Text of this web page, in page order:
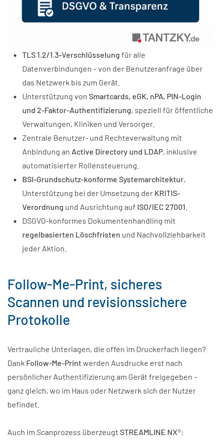
TLS 1.2/1.3-Verschlüsselung für alle
Datenverbindungen – von der Benutzeranfrage über
das Netzwerk bis zum Gerät.
Unterstützung von Smartcards, eGK, nPA, PIN-Login
und 2-Faktor-Authentifizierung, speziell für öffentliche
Verwaltungen, Kliniken und Versorger.
Zentrale Benutzer- und Rechteverwaltung mit
Anbindung an Active Directory und LDAP, inklusive
automatisierter Rollensteuerung.
BSI-Grundschutz-konforme Systemarchitektur,
Unterstützung bei der Umsetzung der KRITIS-
Verordnung und Ausrichtung auf ISO/IEC 27001
DSGVO-konformes Dokumentenhandling mit
regelbasierten Löschfristen und Nachvollziehbarkeit
jeder Aktion.
Follow-Me-Print, sicheres
Scannen und revisionssichere
Protokolle
Vertrauliche Unterlagen, die offen im Druckerfach liegen?
Dank Follow-Me-Printwerden Ausdrucke erst nach
persönlicher Authentifizierung am Gerät freigegeben –
ganz gleich, wo im Haus oder Netzwerk sich der Nutzer
befindet.
Auch im Scanprozess überzeugt STREAMLINE NX®: